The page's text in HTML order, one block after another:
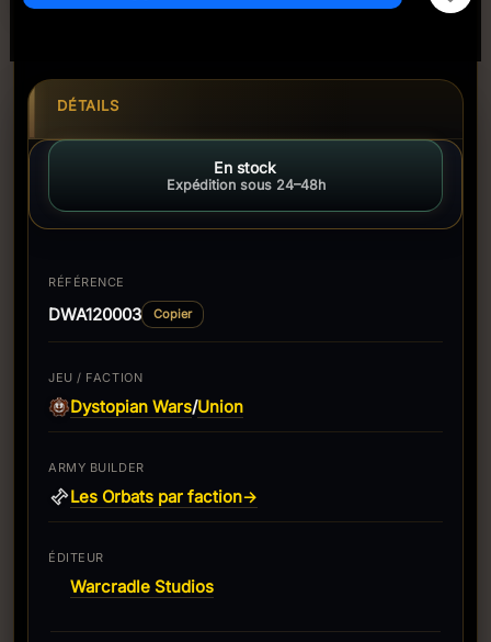
DÉTAILS
En stock
Expédition sous 24–48h
RÉFÉRENCE
DWA120003 Copier
JEU / FACTION
Dystopian Wars/Union
ARMY BUILDER
Les Orbats par faction→
ÉDITEUR
Warcradle Studios